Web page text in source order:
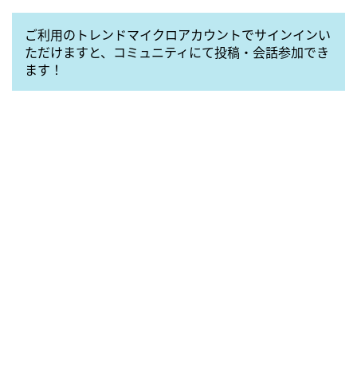
ご利用のトレンドマイクロアカウントでサインインい
ただけますと、コミュニティにて投稿・会話参加でき
ます！